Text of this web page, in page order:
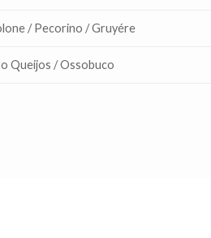
/ Pecorino / Gruyére
Queijos / Ossobuco